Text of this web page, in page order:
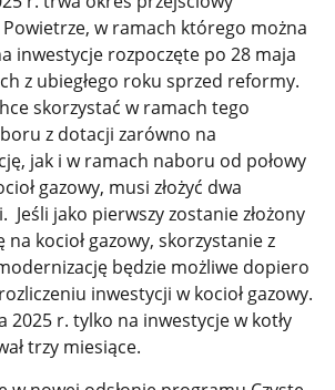
w ramach którego można
inwestycje rozpoczęte po 28 maja
z ubiegłego roku sprzed reformy.
skorzystać w ramach tego
z dotacji zarówno na
jak i w ramach naboru od połowy
gazowy, musi złożyć dwa
Jeśli jako pierwszy zostanie złożony
kocioł gazowy, skorzystanie z
będzie możliwe dopiero
inwestycji w kocioł gazowy.
2025 r. tylko na inwestycje w kotły
trzy miesiące.